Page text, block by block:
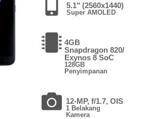
5.1" (2560x1440)
Super AMOLED
4GB
Snapdragon 820/
Exynos 8 SoC
128GB
Penyimpanan
12-MP, f/1.7, OIS
1 Belakang
Kamera